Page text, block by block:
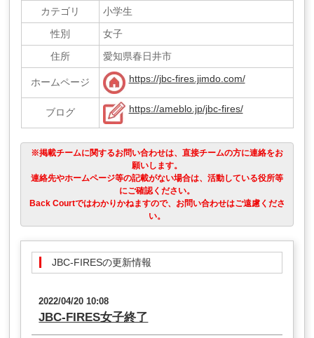
カテゴリ
小学生
性別
女子
住所
愛知県春日井市
ホームページ https://jbc-fires.jimdo.com/
ブログ https://ameblo.jp/jbc-fires/
※掲載チームに関するお問い合わせは、直接チームの方に連絡をお
願いします。
連絡先やホームページ等の記載がない場合は、活動している役所等
にご確認ください。
Back Courtではわかりかねますので、お問い合わせはご遠慮くださ
い。
JBC-FIRESの更新情報
2022/04/20 10:08
JBC-FIRES女子終了